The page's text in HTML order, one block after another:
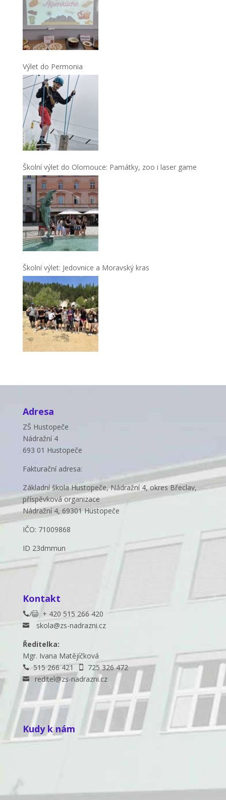
Výlet do Permonia
Školní výlet do Olomouce: Památky, zoo i laser game
Školní výlet: Jedovnice a Moravský kras
Adresa
ZŠ Hustopeče
Nádražní 4
693 01 Hustopeče
Fakturační adresa:
Základní škola Hustopeče, Nádražní 4, okres Břeclav,
příspěvková organizace
Nádražní 4, 69301 Hustopeče
IČO: 71009868
ID 23dmmun
Kontakt
/+ 420 515 266 420
 skola@zs-nadrazni.cz
Ředitelka:
Mgr. Ivana Matějíčková
515 266 421  725 326 472
 reditel@zs-nadrazni.cz
Kudy k nám